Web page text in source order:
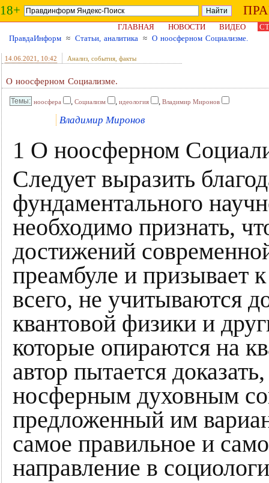
18+
ГЛАВНАЯ НОВОСТИ ВИДЕО
ПравдаИнформ ≈ Статьи, аналитика ≈ О ноосферном Социализме.
14.06.2021 , 10:42 Анализ, события, факты
О ноосферном Социализме.
ноосфера , Социализм , идеология , Владимир Миронов
Владимир Миронов
1 О ноосферном
Следует выразить
фундаментального
необходимо признать,
достижений
преамбуле и призывает
всего, не учитываются
квантовой физики и
которые опираются на
автор пытается
носферным духовным
предложенный им
самое правильное и
направление в